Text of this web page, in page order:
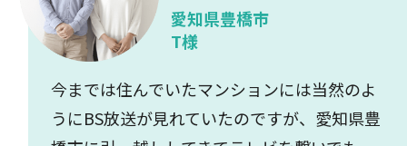
愛知県豊橋市
T様
今までは住んでいたマンションには当然のよ
うにBS放送が見れていたのですが、愛知県豊